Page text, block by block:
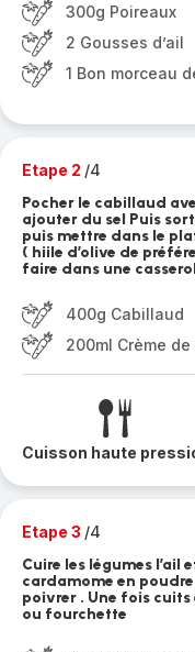
300g Poireaux
2 Gousses d’ail
1 Bon morceau
Etape 2 /4
Pocher le cabillaud
ajouter du sel Puis
puis mettre dans le
( hiile d’olive de
faire dans une
400g Cabillaud
200ml Crème de
Cuisson haute
Etape 3 /4
Cuire les légumes l’ail
cardamome en
poivrer . Une fois cuits
ou fourchette